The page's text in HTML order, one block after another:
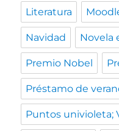
Literatura
Navidad Novela
Premio Nobel
Préstamo de
Puntos univioleta;